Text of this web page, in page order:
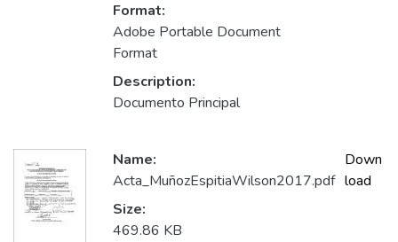
Format:
Adobe Portable Document
Format
Description:
Documento Principal
Name:
Acta_MuñozEspitiaWilson2017.pdf
Size:
469.86 KB
Down
load